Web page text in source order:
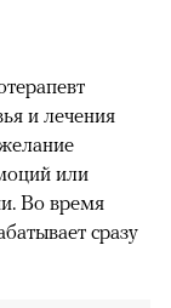
и лечения
или
Во время
сразу